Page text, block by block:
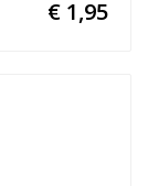
€ 1,95